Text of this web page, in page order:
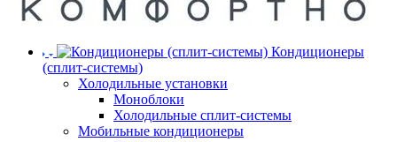
Кондиционеры
(сплит-системы)
Холодильные установки
Моноблоки
Холодильные сплит-системы
Мобильные кондиционеры